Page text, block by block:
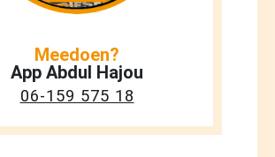
Meedoen?
App Abdul Hajou
06-159 575 18